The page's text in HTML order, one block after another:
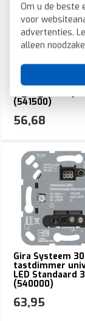
Om u de beste
voor
advertenties.
alleen
Gira Systeem
(541500)
56,68
Gira Systeem
tastdimmer
LED Standaard
(540000)
63,95